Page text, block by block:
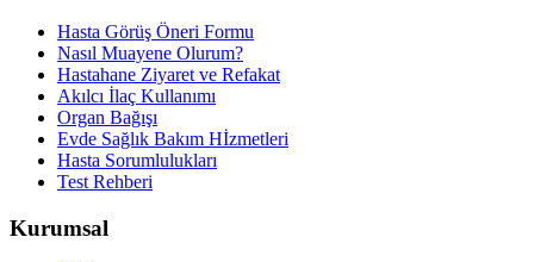
Hasta Görüş Öneri Formu
Nasıl Muayene Olurum?
Hastahane Ziyaret ve Refakat
Akılcı İlaç Kullanımı
Organ Bağışı
Evde Sağlık Bakım Hİzmetleri
Hasta Sorumlulukları
Test Rehberi
Kurumsal